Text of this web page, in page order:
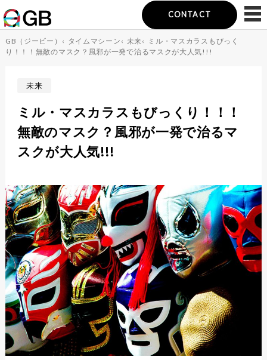
CONTACT
GB（ジービー） ‹ タイムマシーン ‹ 未来‹
ミル・マスカラスもびっく
り！！！無敵のマスク？風邪が一発で治るマスクが大人気!!!
未来
ミル・マスカラスもびっくり！！！
無敵のマスク？風邪が一発で治るマ
スクが大人気!!!